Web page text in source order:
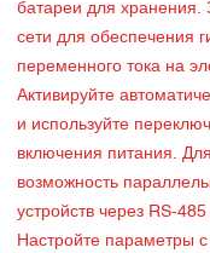
батареи для хранения.
сети для обеспечения
переменного тока на
Активируйте
и используйте
включения питания.
возможность
устройств через RS-
Настройте параметры